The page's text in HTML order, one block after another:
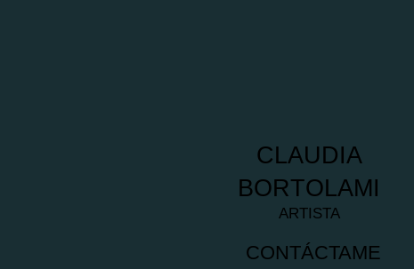
CLAUDIA
BORTOLAMI
ARTISTA
CONTÁCTAME